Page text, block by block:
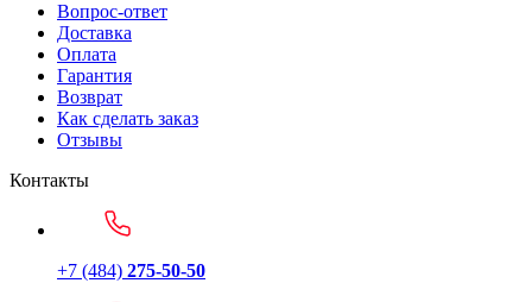
Вопрос-ответ
Доставка
Оплата
Гарантия
Возврат
Как сделать заказ
Отзывы
Контакты
+7 (484) 275-50-50